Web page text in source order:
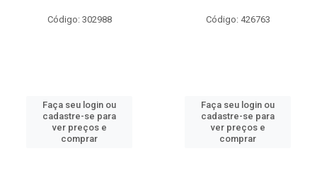
Código: 302988
Faça seu login ou
cadastre-se para
ver preços e
comprar
Código: 426763
Faça seu login ou
cadastre-se para
ver preços e
comprar